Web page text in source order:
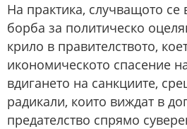
На практика, случващото
борба за политическо
крило в правителството,
икономическото спасение
вдигането на санкциите,
радикали, които виждат в
предателство спрямо